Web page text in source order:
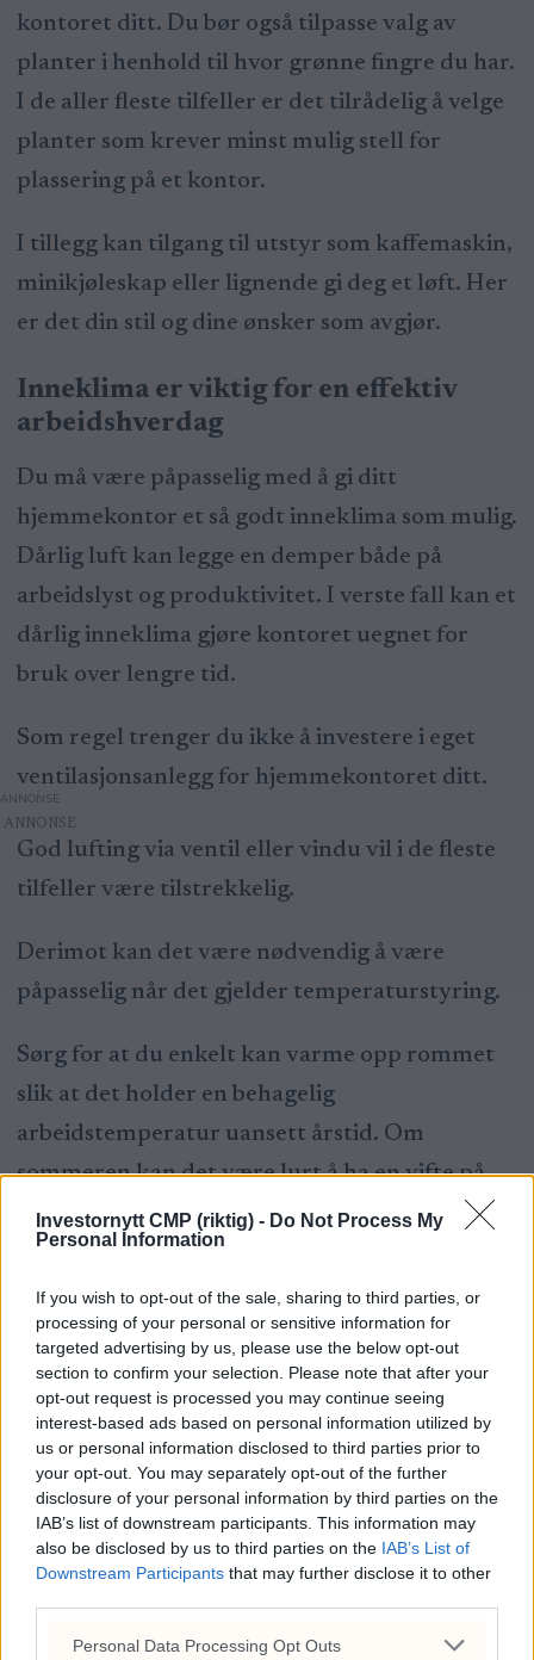
Investornytt CMP (riktig) - Do Not Process My
Personal Information
If you wish to opt-out of the sale, sharing to third parties, or
processing of your personal or sensitive information for
targeted advertising by us, please use the below opt-out
section to confirm your selection. Please note that after your
opt-out request is processed you may continue seeing
interest-based ads based on personal information utilized by
us or personal information disclosed to third parties prior to
your opt-out. You may separately opt-out of the further
disclosure of your personal information by third parties on the
IAB’s list of downstream participants. This information may
also be disclosed by us to third parties on the IAB’s List of
Downstream Participants that may further disclose it to other
Personal Data Processing Opt Outs
kontoret ditt. Du bør også tilpasse valg av
planter i henhold til hvor grønne fingre du har.
I de aller fleste tilfeller er det tilrådelig å velge
planter som krever minst mulig stell for
plassering på et kontor.
I tillegg kan tilgang til utstyr som kaffemaskin,
minikjøleskap eller lignende gi deg et løft. Her
er det din stil og dine ønsker som avgjør.
Inneklima er viktig for en effektiv
arbeidshverdag
Du må være påpasselig med å gi ditt
hjemmekontor et så godt inneklima som mulig.
Dårlig luft kan legge en demper både på
arbeidslyst og produktivitet. I verste fall kan et
dårlig inneklima gjøre kontoret uegnet for
bruk over lengre tid.
Som regel trenger du ikke å investere i eget
ventilasjonsanlegg for hjemmekontoret ditt.
ANNONSE
God lufting via ventil eller vindu vil i de fleste
tilfeller være tilstrekkelig.
Derimot kan det være nødvendig å være
påpasselig når det gjelder temperaturstyring.
Sørg for at du enkelt kan varme opp rommet
slik at det holder en behagelig
arbeidstemperatur uansett årstid. Om
sommeren kan det være lurt å ha en vifte på
hjemmekontoret slik at du kan jobbe også på
de varmeste dagene.
ANNONSØRINNHOLD
Canadas
Fredrik
Søreide
Ukraina